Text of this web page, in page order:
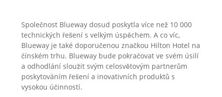
Společnost Blueway dosud poskytla více než 10 000
technických řešení s velkým úspěchem. A co víc,
Blueway je také doporučenou značkou Hilton Hotel na
čínském trhu. Blueway bude pokračovat ve svém úsilí
a odhodlání sloužit svým celosvětovým partnerům
poskytováním řešení a inovativních produktů s
vysokou účinností.